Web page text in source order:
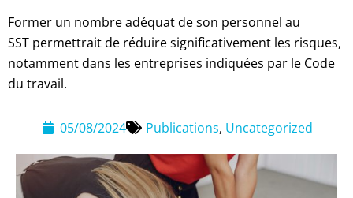
Former un nombre adéquat de son personnel au
SST permettrait de réduire significativement les risques,
notamment dans les entreprises indiquées par le Code
du travail.
05/08/2024 Publications, Uncategorized